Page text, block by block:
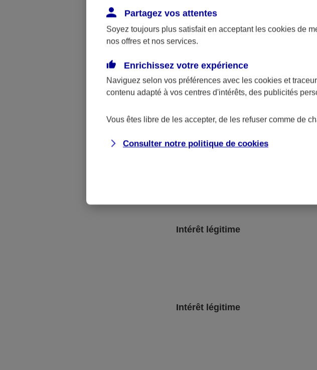
Exécution du contrat ou de mesures
Respect de nos obligations légales et réglementaires
Intérêt légitime
Intérêt légitime
Partagez vos attentes
Soyez toujours plus satisfait en acceptant les cookies de
nos offres et nos services.
Enrichissez votre expérience
Naviguez selon vos préférences avec les cookies et
contenu adapté à vos centres d'intérêts, des publicités
Vous êtes libre de les accepter, de les refuser comme de
Consulter notre politique de cookies